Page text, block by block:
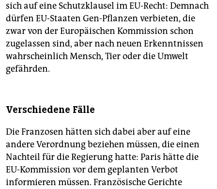
sich auf eine Schutzklausel im EU-Recht: Demnach
dürfen EU-Staaten Gen-Pflanzen verbieten, die
zwar von der Europäischen Kommission schon
zugelassen sind, aber nach neuen Erkenntnissen
wahrscheinlich Mensch, Tier oder die Umwelt
gefährden.
Verschiedene Fälle
Die Franzosen hätten sich dabei aber auf eine
andere Verordnung beziehen müssen, die einen
Nachteil für die Regierung hatte: Paris hätte die
EU-Kommission vor dem geplanten Verbot
informieren müssen. Französische Gerichte